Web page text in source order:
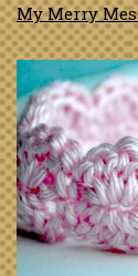
My Merry